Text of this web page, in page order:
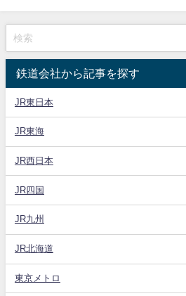
鉄道会社から記事を探す
JR東日本
JR東海
JR西日本
JR四国
JR九州
JR北海道
東京メトロ